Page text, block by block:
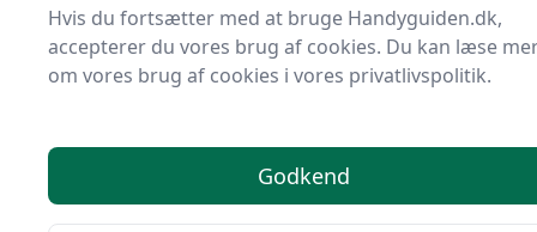
Forside Renovering og Byggeri
Værktøj
Håndværktøj
Nøgler og nøglesæt Nøglegreb
nøglegreb - 8
valgmuligheder
Hvis du fortsætter med at bruge Handyguiden.dk,
accepterer du vores brug af cookies. Du kan læse
om vores brug af cookies i vores privatlivspolitik.
Godkend